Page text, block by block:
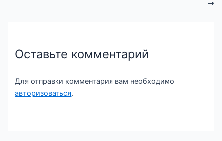
Оставьте комментарий
Для отправки комментария вам необходимо
авторизоваться.